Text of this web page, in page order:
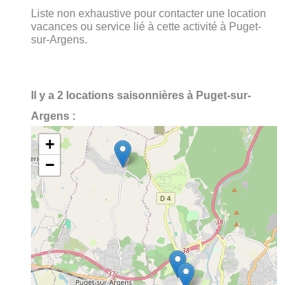
Liste non exhaustive pour contacter une location
vacances ou service lié à cette activité à Puget-
sur-Argens.
Il y a 2 locations saisonnières à Puget-sur-
Argens :
+
−